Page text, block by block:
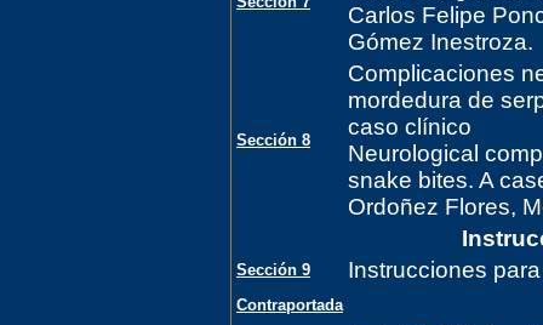
Carlos Felipe
Gómez Inestroza.
Sección 8
Complicaciones
mordedura de
caso clínico
Neurological
snake bites. A
Ordoñez Flores,
Sección 9 Instrucciones
Contraportada